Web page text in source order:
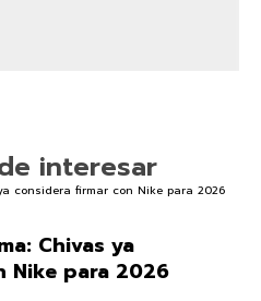
interesar
Chivas ya
Nike para 2026